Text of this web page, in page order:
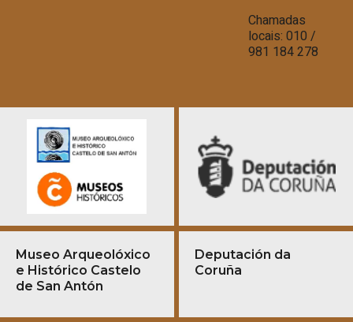
Chamadas
locais: 010 /
981 184 278
Museo Arqueolóxico
e Histórico Castelo
de San Antón
Deputación da
Coruña